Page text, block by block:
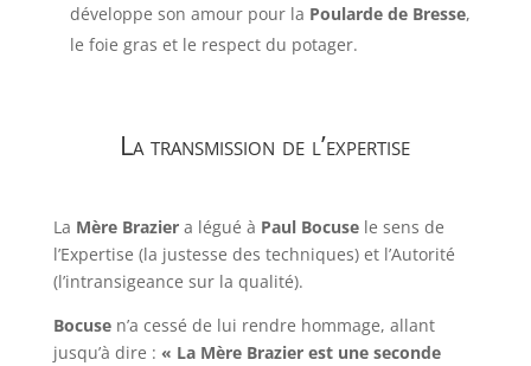
développe son amour pour la Poularde de Bresse,
le foie gras et le respect du potager.
La transmission de l’expertise
La Mère Braziera légué à Paul Bocusele sens de
l’Expertise (la justesse des techniques) et l’Autorité
(l’intransigeance sur la qualité).
Bocusen’a cessé de lui rendre hommage, allant
jusqu’à dire : « La Mère Brazier est une seconde